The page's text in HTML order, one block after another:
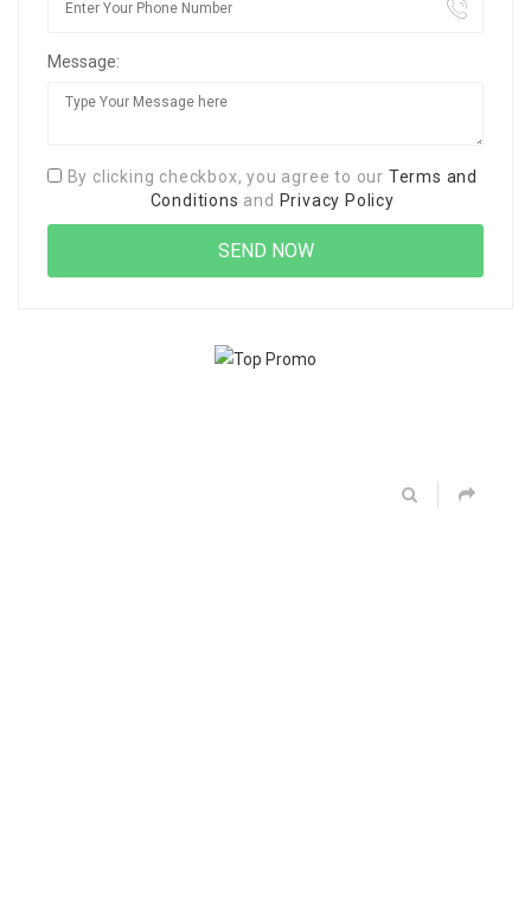
Message:
By clicking checkbox, you agree to our Terms and
Conditions and Privacy Policy